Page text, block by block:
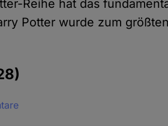
Reihe hat das
Potter wurde zum